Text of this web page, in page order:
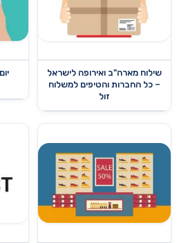
שילוח מארה"ב ואירופה לישראל
– כל החברות והטיפים למשלוח
זול